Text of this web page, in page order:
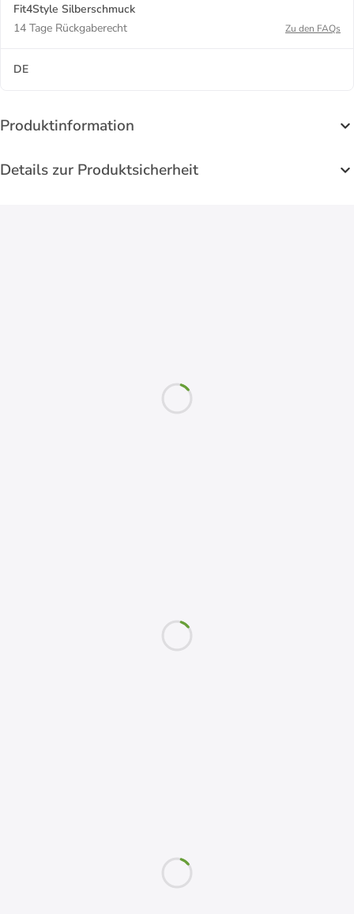
Fit4Style Silberschmuck
14 Tage Rückgaberecht
Zu den FAQs
DE
Produktinformation
Details zur Produktsicherheit